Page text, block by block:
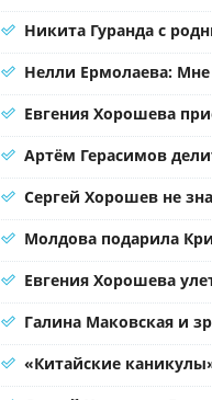
Никита Гуранда с
Нелли Ермолаева:
Евгения Хорошева
Артём Герасимов
Сергей Хорошев не
Молдова подарила
Евгения Хорошева
Галина Маковская и
«Китайские